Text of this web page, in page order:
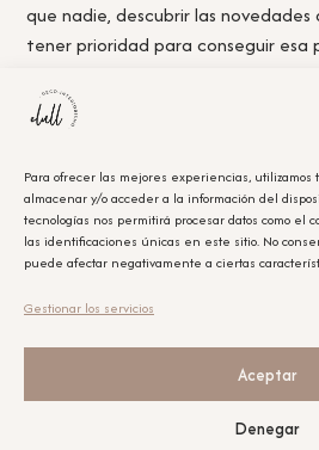
Para ofrecer las mejores experiencias, utilizamos
almacenar y/o acceder a la información del
tecnologías nos permitirá procesar datos como el
las identificaciones únicas en este sitio. No
puede afectar negativamente a ciertas
Gestionar los servicios
Aceptar
Denegar
que nadie, descubrir las
tener prioridad para conseguir esa
Acepto lapolítica de privacidad.
Obtener el
Leyenda Legal
Nuestras redes